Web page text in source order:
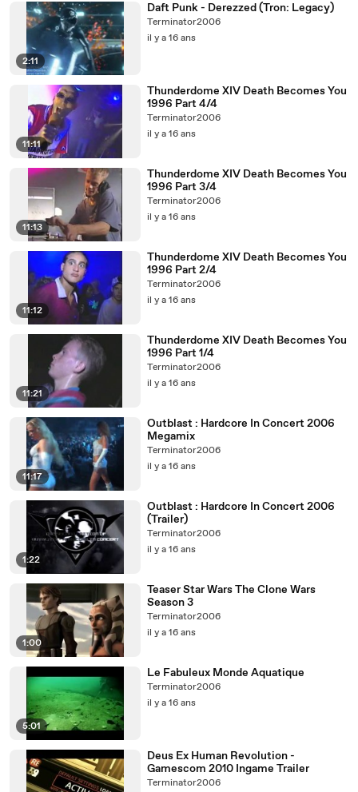
2:11
Daft Punk - Derezzed (Tron: Legacy)
Terminator2006
il y a 16 ans
11:11
Thunderdome XIV Death Becomes You
1996 Part 4/4
Terminator2006
il y a 16 ans
11:13
Thunderdome XIV Death Becomes You
1996 Part 3/4
Terminator2006
il y a 16 ans
11:12
Thunderdome XIV Death Becomes You
1996 Part 2/4
Terminator2006
il y a 16 ans
11:21
Thunderdome XIV Death Becomes You
1996 Part 1/4
Terminator2006
il y a 16 ans
11:17
Outblast : Hardcore In Concert 2006
Megamix
Terminator2006
il y a 16 ans
1:22
Outblast : Hardcore In Concert 2006
(Trailer)
Terminator2006
il y a 16 ans
1:00
Teaser Star Wars The Clone Wars
Season 3
Terminator2006
il y a 16 ans
5:01
Le Fabuleux Monde Aquatique
Terminator2006
il y a 16 ans
Deus Ex Human Revolution -
Gamescom 2010 Ingame Trailer
Terminator2006